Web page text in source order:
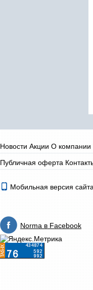
Новости Акции О компании
Публичная оферта
Мобильная версия сайта
Norma в Facebook